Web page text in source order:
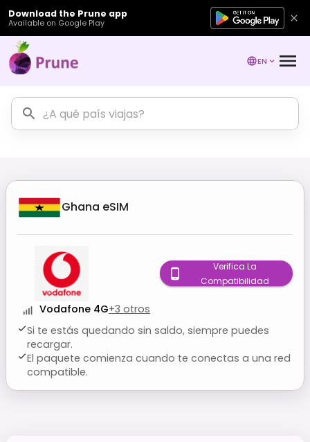
Download the Prune app
Available on Google Play
EN
Ghana eSIM
Vodafone 4G+3 otros
Si te estás quedando sin saldo, siempre puedes
recargar.
El paquete comienza cuando te conectas a una red
compatible.
Verifica La
Compatibilidad